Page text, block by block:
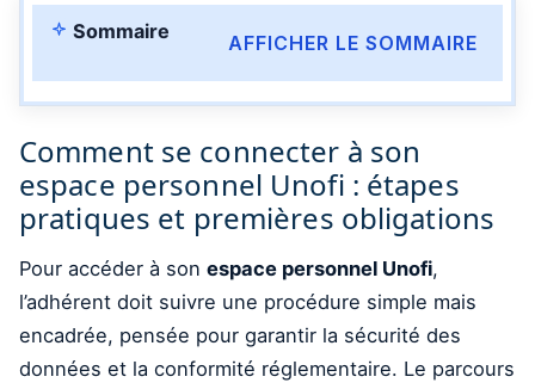
Sommaire AFFICHER LE SOMMAIRE
Comment se connecter à son
espace personnel Unofi : étapes
pratiques et premières obligations
Pour accéder à son espace personnel Unofi,
l’adhérent doit suivre une procédure simple mais
encadrée, pensée pour garantir la sécurité des
données et la conformité réglementaire. Le parcours